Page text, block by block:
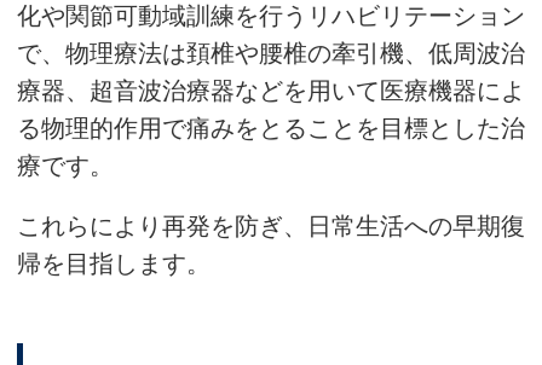
化や関節可動域訓練を行うリハビリテーション
で、物理療法は頚椎や腰椎の牽引機、低周波治
療器、超音波治療器などを用いて医療機器によ
る物理的作用で痛みをとることを目標とした治
療です。
これらにより再発を防ぎ、日常生活への早期復
帰を目指します。